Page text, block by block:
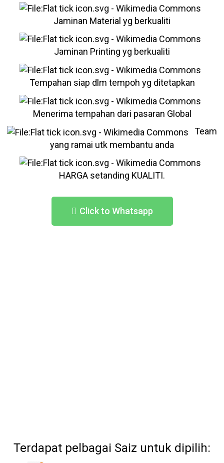
Jaminan Material yg berkualiti
Jaminan Printing yg berkualiti
Tempahan siap dlm tempoh yg ditetapkan
Menerima tempahan dari pasaran Global
Team
yang ramai utk membantu anda
HARGA setanding KUALITI.
Click to Whatsapp
Terdapat pelbagai Saiz untuk dipilih: